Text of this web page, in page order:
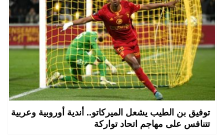
توفيق بن الطيب يشعل الميركاتو.. أندية أوروبية وعربية
تتنافس على مهاجم اتحاد تواركة